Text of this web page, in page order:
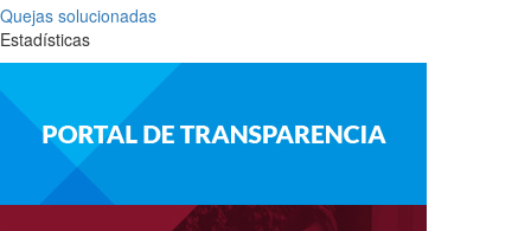
Quejas solucionadas
Estadísticas